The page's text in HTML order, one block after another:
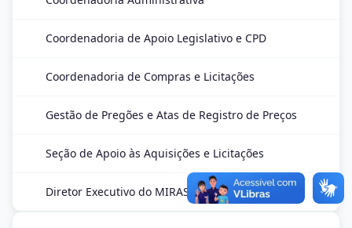
Coordenadoria de Apoio Legislativo e CPD
Coordenadoria de Compras e Licitações
Gestão de Pregões e Atas de Registro de Preços
Seção de Apoio às Aquisições e Licitações
Diretor Executivo do MIRASSOL PREVI